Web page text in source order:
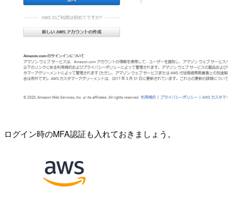
ログイン時のMFA認証も入れておきましょう。